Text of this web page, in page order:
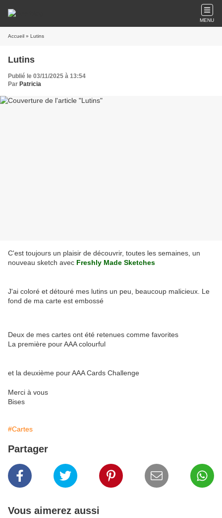
MENU
Accueil » Lutins
Lutins
Publié le 03/11/2025 à 13:54
Par Patricia
C'est toujours un plaisir de découvrir, toutes les semaines, un
nouveau sketch avec Freshly Made Sketches
J'ai coloré et détouré mes lutins un peu, beaucoup malicieux. Le
fond de ma carte est embossé
Deux de mes cartes ont été retenues comme favorites
La première pour AAA colourful
et la deuxième pour AAA Cards Challenge
Merci à vous
Bises
#Cartes
Partager
Vous aimerez aussi